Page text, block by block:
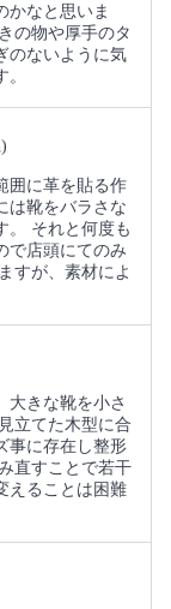
かなと思いま
の物や厚手のタ
のないように気
囲に革を貼る作
は靴をバラさな
。 それと何度も
で店頭にてのみ
すが、素材によ
大きな靴を小さ
立てた木型に合
事に存在し整形
直すことで若干
えることは困難